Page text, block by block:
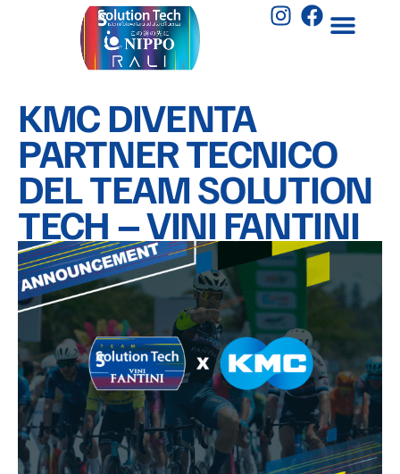
KMC DIVENTA
PARTNER TECNICO
DEL TEAM SOLUTION
TECH – VINI FANTINI